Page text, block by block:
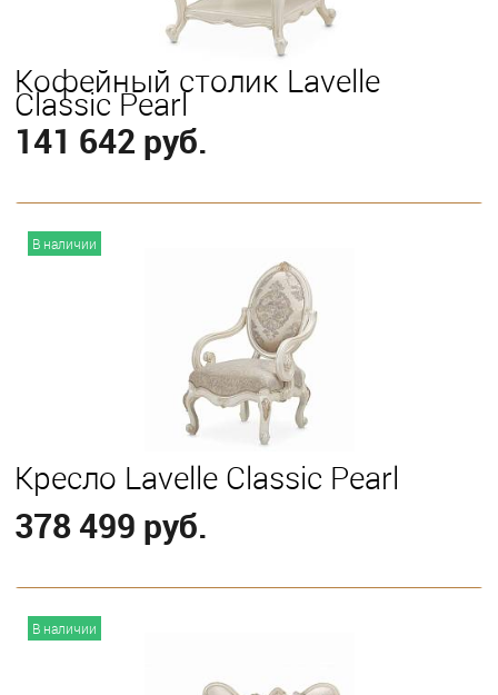
Кофейный столик Lavelle
Classic Pearl
141 642 руб.
В наличии
Кресло Lavelle Classic Pearl
378 499 руб.
В наличии